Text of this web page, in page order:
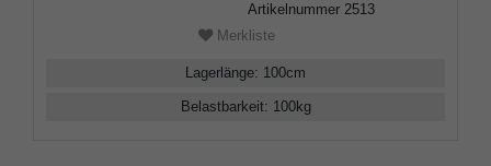
Artikelnummer 2513
Merkliste
Lagerlänge: 100cm
Belastbarkeit: 100kg